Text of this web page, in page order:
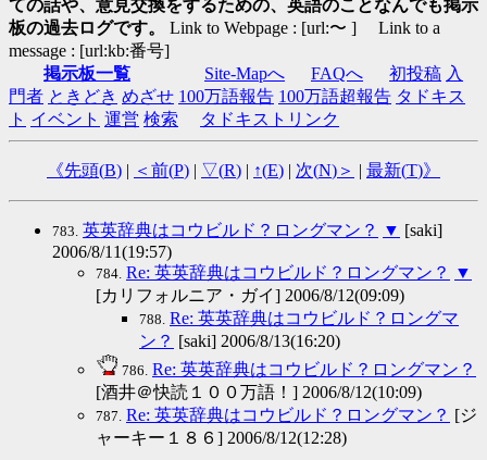
ての話や、意見交換をするための、英語のことなんでも掲示
板の過去ログです。
Link to Webpage : [url:〜 ] Link to a
message : [url:kb:番号]
掲示板一覧
Site-Mapへ FAQへ 初投稿 入
門者 ときどき めざせ 100万語報告 100万語超報告 タドキス
ト イベント 運営 検索 タドキストリンク
《先頭(B) | ＜前(P) | ▽(R) | ↑(E) | 次(N)＞ | 最新(T)》
783. 英英辞典はコウビルド？ロングマン？ ▼ [saki]
2006/8/11(19:57)
784. Re: 英英辞典はコウビルド？ロングマン？
▼
[カリフォルニア・ガイ] 2006/8/12(09:09)
788. Re: 英英辞典はコウビルド？ロングマ
ン？ [saki] 2006/8/13(16:20)
786. Re: 英英辞典はコウビルド？ロングマン？
[酒井＠快読１００万語！] 2006/8/12(10:09)
787. Re: 英英辞典はコウビルド？ロングマン？ [ジ
ャーキー１８６] 2006/8/12(12:28)